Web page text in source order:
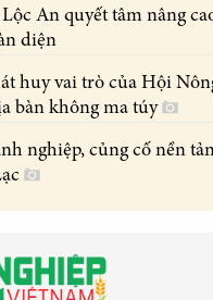
Lộc An quyết tâm nâng
diện
huy vai trò của Hội
bàn không ma túy
nghiệp, củng cố nền